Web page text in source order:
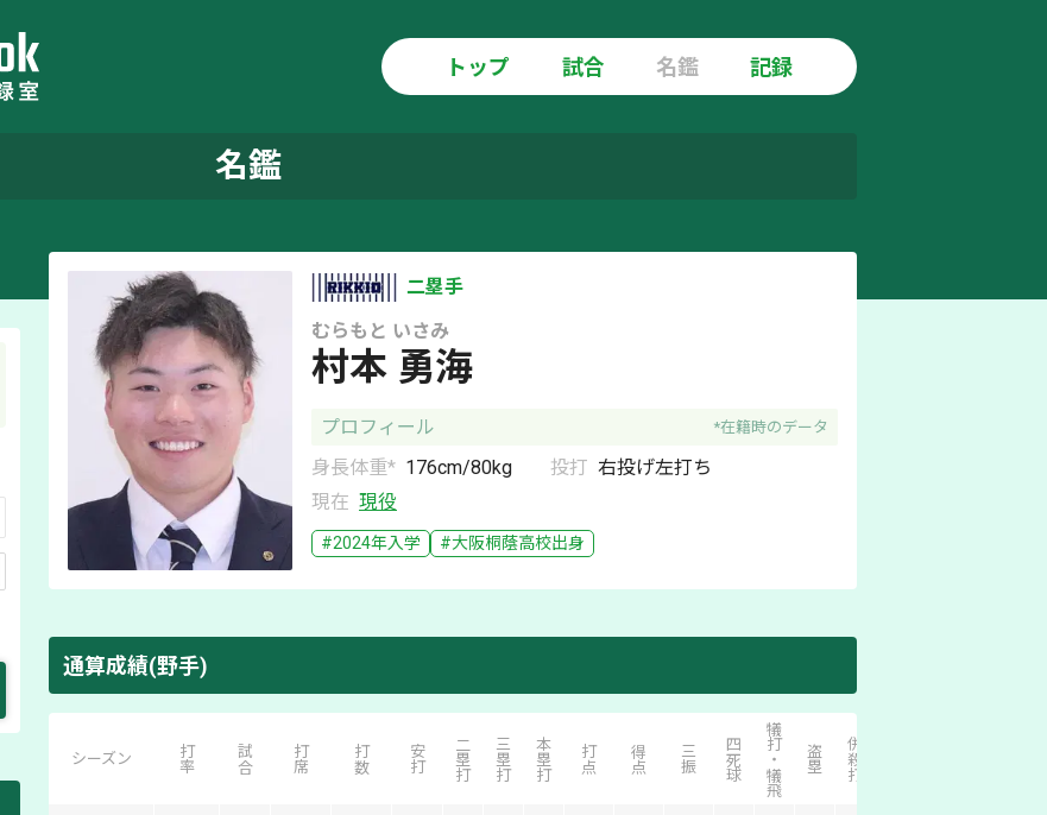
トップ 試合 名鑑 記録
名鑑
二塁手
村本 勇海
むらもと いさみ
プロフィール *在籍時のデータ
身長体重* 176cm/80kg 投打 右投げ左打ち
現在 現役
#2024年入学 #大阪桐蔭高校出身
通算成績(野手)
シーズン 打率 試合 打席 打数 安打 二塁打 三塁打 本塁打 打点 得点 三振 四死球 犠打・犠飛 盗塁 併殺打